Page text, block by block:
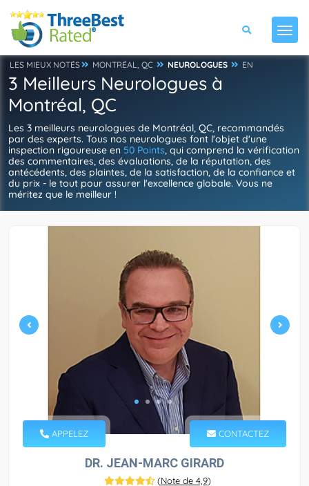
LES MIEUX NOTÉS MONTRÉAL, QC NEUROLOGUES EN
3 Meilleurs Neurologues à
Montréal, QC
Les 3 meilleurs neurologues de Montréal, QC, recommandés
par des experts. Tous nos neurologues font l'objet d'une
inspection rigoureuse en 50 Points, qui comprend la vérification
des commentaires, des évaluations, de la réputation, des
antécédents, des plaintes, de la satisfaction, de la confiance et
du prix - le tout pour assurer l'excellence globale. Vous ne
méritez que le meilleur !
APPELEZ CONTACTEZ
DR. JEAN-MARC GIRARD
(Note de 4,9)